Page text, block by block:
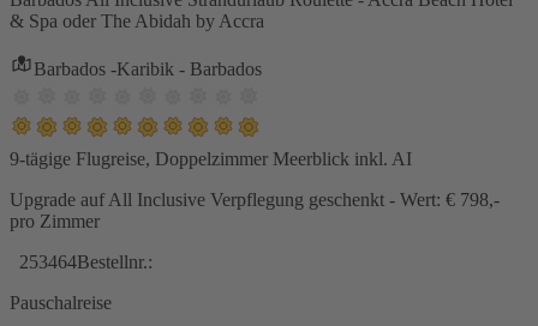
& Spa oder The Abidah by Accra
Barbados -Karibik - Barbados
9-tägige Flugreise, Doppelzimmer Meerblick inkl. AI
Upgrade auf All Inclusive Verpflegung geschenkt - Wert: € 798,-
pro Zimmer
253464Bestellnr.:
Pauschalreise